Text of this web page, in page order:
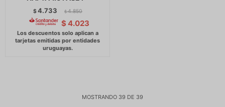
$4.733 $ 4.850
$ 4.023
MOSTRANDO 39 DE 39